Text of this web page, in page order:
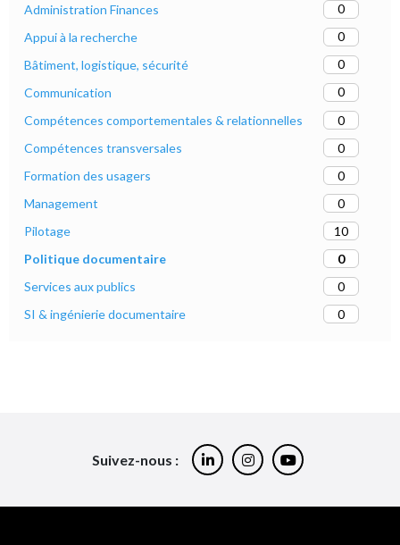
Administration Finances
0
Appui à la recherche
0
Bâtiment, logistique, sécurité
0
Communication
0
Compétences comportementales & relationnelles
0
Compétences transversales
0
Formation des usagers
0
Management
0
Pilotage
10
Politique documentaire
0
Services aux publics
0
SI & ingénierie documentaire
0
Suivez-nous :